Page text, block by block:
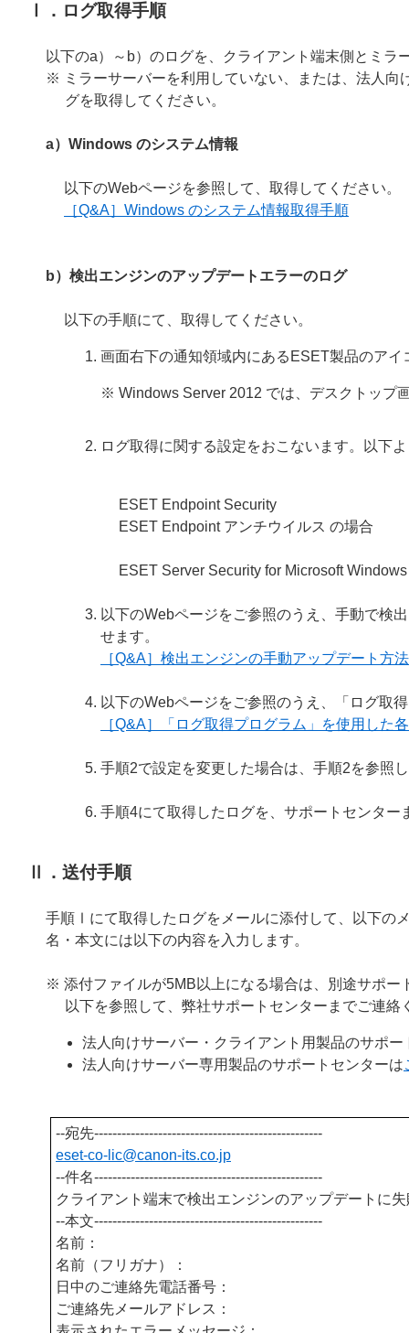
Ⅰ．ログ取得手順
以下のa）～b）のログを、クライアント端末側とミラ
※ ミラーサーバーを利用していない、または、法人向
グを取得してください。
a）Windows のシステム情報
以下のWebページを参照して、取得してください。
［Q&A］Windows のシステム情報取得手順
b）検出エンジンのアップデートエラーのログ
以下の手順にて、取得してください。
画面右下の通知領域内にあるESET製品のア
※ Windows Server 2012 では、デスクトップ
ログ取得に関する設定をおこないます。以下
ESET Endpoint Security
ESET Endpoint アンチウイルス の場合
ESET Server Security for Microsoft
以下のWebページをご参照のうえ、手動で検
せます。
［Q&A］検出エンジンの手動アップデート方法
以下のWebページをご参照のうえ、「ログ取
［Q&A］「ログ取得プログラム」を使用した
手順2で設定を変更した場合は、手順2を参照
手順4にて取得したログを、サポートセンター
Ⅱ．送付手順
手順Ⅰにて取得したログをメールに添付して、以下の
名・本文には以下の内容を入力します。
※ 添付ファイルが5MB以上になる場合は、別途サポー
以下を参照して、弊社サポートセンターまでご連絡
法人向けサーバー・クライアント用製品のサポー
法人向けサーバー専用製品のサポートセンターは
--宛先--------------------------------------------------
eset-co-lic@canon-its.co.jp
--件名--------------------------------------------------
クライアント端末で検出エンジンのアップデートに
--本文--------------------------------------------------
名前：
名前（フリガナ）：
日中のご連絡先電話番号：
ご連絡先メールアドレス：